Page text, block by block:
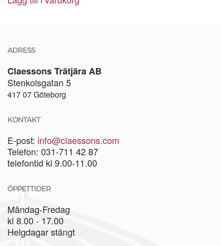
ADRESS
Claessons Trätjära AB
Stenkolsgatan 5
417 07 Göteborg
KONTAKT
E-post: info@claessons.com
Telefon: 031-711 42 87
telefontid kl 9.00-11.00
ÖPPETTIDER
Måndag-Fredag
kl 8.00 - 17.00
Helgdagar stängt